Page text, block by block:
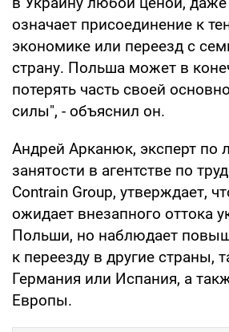
означает присоединение к
экономике или переезд с
страну. Польша может в
потерять часть своей
силы", - объяснил он.
Андрей Арканюк, эксперт по
занятости в агентстве по
Contrain Group, утверждает,
ожидает внезапного оттока
Польши, но наблюдает
к переезду в другие страны,
Германия или Испания, а
Европы.